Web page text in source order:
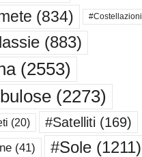
(834) #Costellazioni
(883)
(2553)
(2273)
(20) #Satelliti (169)
(41) #Sole(1211)